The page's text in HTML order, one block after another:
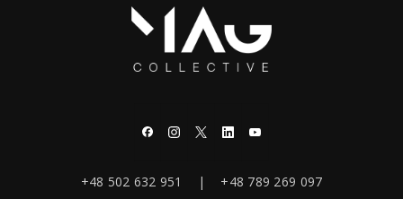
+48 502 632 951 | +48 789 269 097